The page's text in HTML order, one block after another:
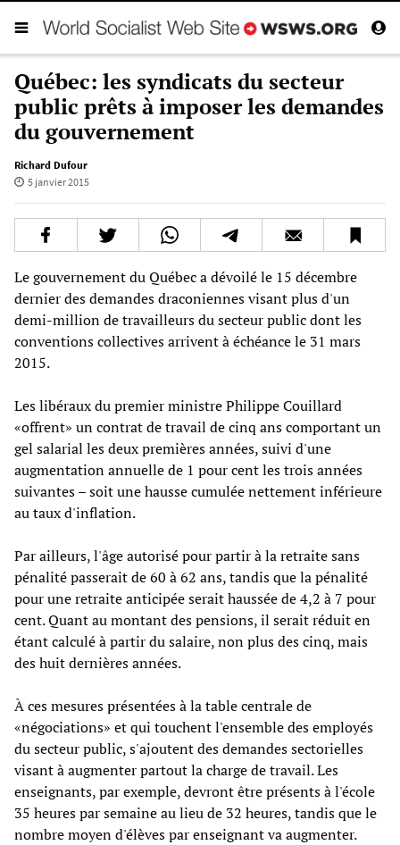
Québec: les syndicats du secteur
public prêts à imposer les demandes
du gouvernement
Richard Dufour
5 janvier 2015
Le gouvernement du Québec a dévoilé le 15 décembre
dernier des demandes draconiennes visant plus d'un
demi-million de travailleurs du secteur public dont les
conventions collectives arrivent à échéance le 31 mars
2015.
Les libéraux du premier ministre Philippe Couillard
«offrent» un contrat de travail de cinq ans comportant un
gel salarial les deux premières années, suivi d'une
augmentation annuelle de 1 pour cent les trois années
suivantes – soit une hausse cumulée nettement inférieure
au taux d'inflation.
Par ailleurs, l'âge autorisé pour partir à la retraite sans
pénalité passerait de 60 à 62 ans, tandis que la pénalité
pour une retraite anticipée serait haussée de 4,2 à 7 pour
cent. Quant au montant des pensions, il serait réduit en
étant calculé à partir du salaire, non plus des cinq, mais
des huit dernières années.
À ces mesures présentées à la table centrale de
«négociations» et qui touchent l'ensemble des employés
du secteur public, s'ajoutent des demandes sectorielles
visant à augmenter partout la charge de travail. Les
enseignants, par exemple, devront être présents à l'école
35 heures par semaine au lieu de 32 heures, tandis que le
nombre moyen d'élèves par enseignant va augmenter.